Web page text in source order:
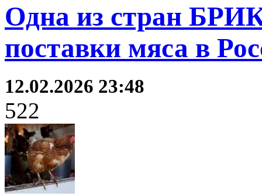
Одна из стран
поставки мяса в
12.02.2026 23:48
522